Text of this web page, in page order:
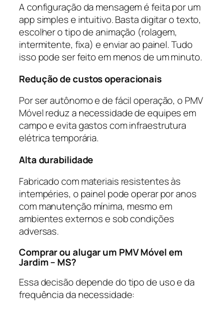
A configuração da mensagem é feita por um
app simples e intuitivo. Basta digitar o texto,
escolher o tipo de animação (rolagem,
intermitente, fixa) e enviar ao painel. Tudo
isso pode ser feito em menos de um minuto.
Redução de custos operacionais
Por ser autônomo e de fácil operação, o PMV
Móvel reduz a necessidade de equipes em
campo e evita gastos com infraestrutura
elétrica temporária.
Alta durabilidade
Fabricado com materiais resistentes às
intempéries, o painel pode operar por anos
com manutenção mínima, mesmo em
ambientes externos e sob condições
adversas.
Comprar ou alugar um PMV Móvel em
Jardim – MS?
Essa decisão depende do tipo de uso e da
frequência da necessidade: